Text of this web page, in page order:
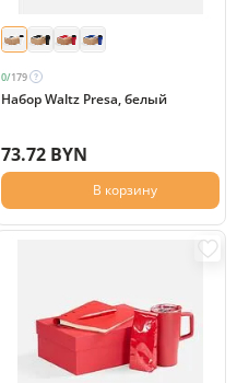
0/179
Набор Waltz Presa, белый
73.72 BYN
В корзину